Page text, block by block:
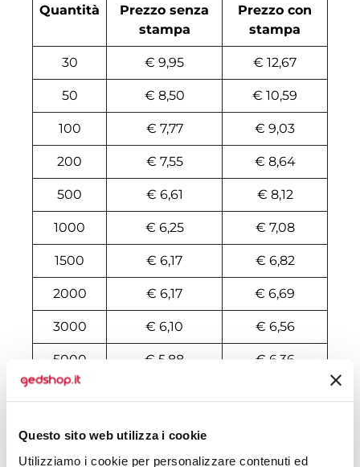
Questo sito web utilizza i cookie
Utilizziamo i cookie per personalizzare contenuti ed
Quantità
Prezzo senza
stampa
Prezzo con
stampa
30 € 9,95 € 12,67
50 € 8,50 € 10,59
100 € 7,77 € 9,03
200 € 7,55 € 8,64
500 € 6,61 € 8,12
1000 € 6,25 € 7,08
1500 € 6,17 € 6,82
2000 € 6,17 € 6,69
3000 € 6,10 € 6,56
5000 € 5,88 € 6,36
Tecniche di stampa